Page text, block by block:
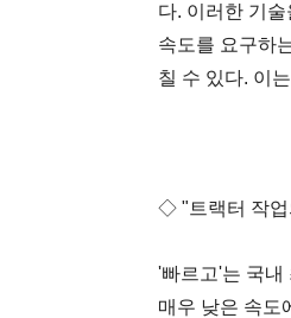
다. 이러한 기
속도를 요구하
칠 수 있다. 이
◇ "트랙터 작업
'빠르고'는 국내
매우 낮은 속도